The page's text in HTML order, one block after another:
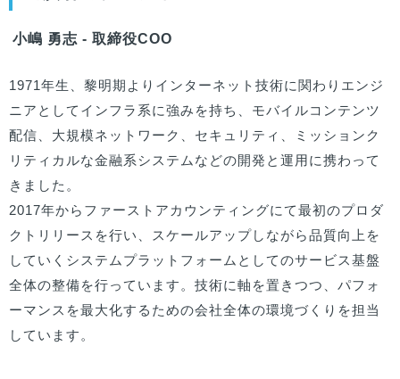
小嶋 勇志 - 取締役COO
1971年生、黎明期よりインターネット技術に関わりエンジ
ニアとしてインフラ系に強みを持ち、モバイルコンテンツ
配信、大規模ネットワーク、セキュリティ、ミッションク
リティカルな金融系システムなどの開発と運用に携わって
きました。
2017年からファーストアカウンティングにて最初のプロダ
クトリリースを行い、スケールアップしながら品質向上を
していくシステムプラットフォームとしてのサービス基盤
全体の整備を行っています。技術に軸を置きつつ、パフォ
ーマンスを最大化するための会社全体の環境づくりを担当
しています。